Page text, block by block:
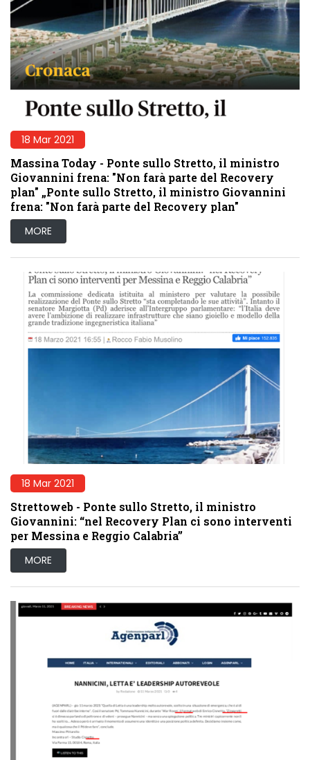
18 Mar 2021
Massina Today - Ponte sullo Stretto, il ministro
Giovannini frena: "Non farà parte del Recovery
plan" „Ponte sullo Stretto, il ministro Giovannini
frena: "Non farà parte del Recovery plan"
MORE
18 Mar 2021
Strettoweb - Ponte sullo Stretto, il ministro
Giovannini: “nel Recovery Plan ci sono interventi
per Messina e Reggio Calabria”
MORE